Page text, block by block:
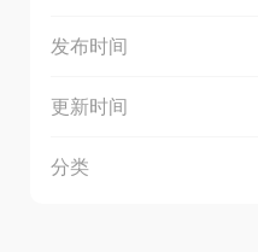
发布时间
更新时间
分类